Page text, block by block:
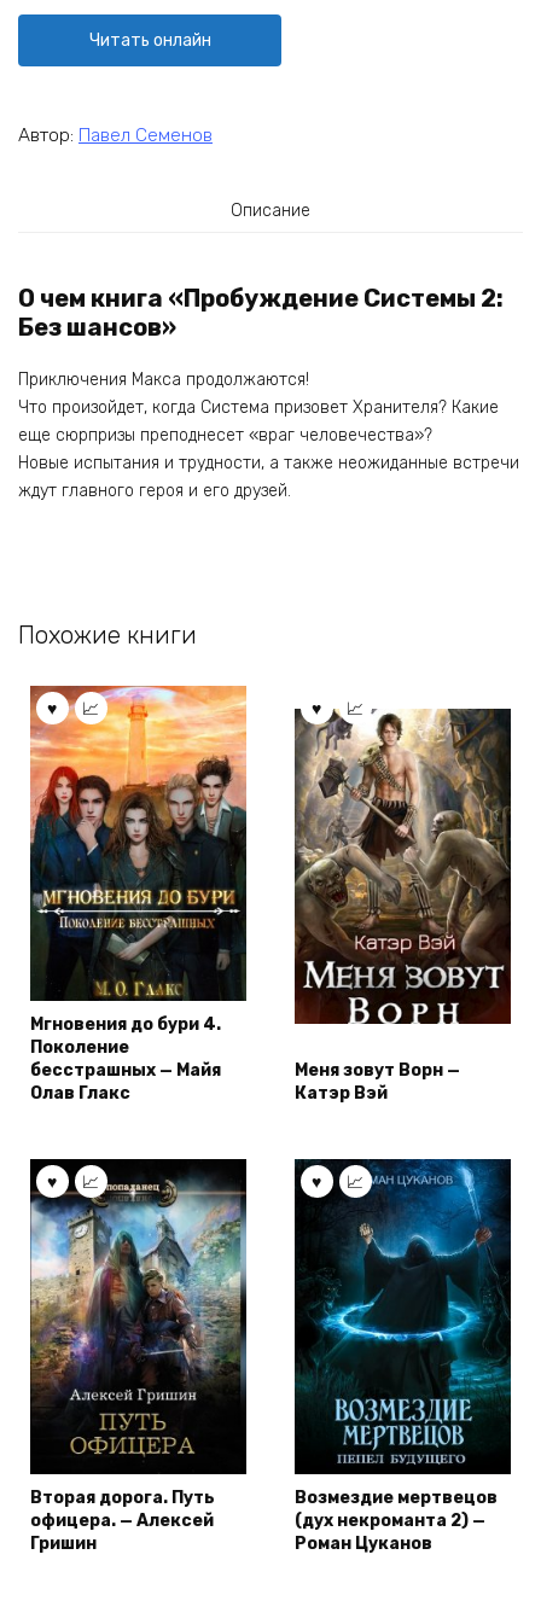
Читать онлайн
Автор: Павел Семенов
Описание
О чем книга «Пробуждение Системы 2:
Без шансов»
Приключения Макса продолжаются!
Что произойдет, когда Система призовет Хранителя? Какие
еще сюрпризы преподнесет «враг человечества»?
Новые испытания и трудности, а также неожиданные встречи
ждут главного героя и его друзей.
Похожие книги
Мгновения до бури 4.
Поколение
бесстрашных — Майя
Олав Глакс
Меня зовут Ворн —
Катэр Вэй
Вторая дорога. Путь
офицера. — Алексей
Гришин
Возмездие мертвецов
(дух некроманта 2) —
Роман Цуканов